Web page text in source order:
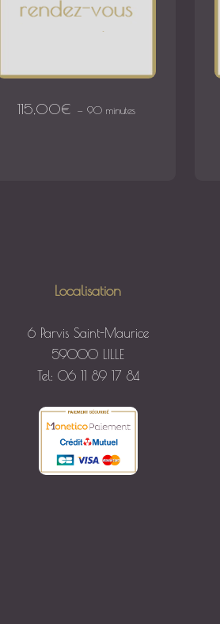
115,00€ 90 minutes
Localisation
6 Parvis Saint-Maurice
59000 LILLE
Tel: 06 11 89 17 84